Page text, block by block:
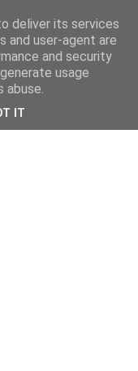
deliver its services
and user-agent are
and security
usage
abuse.
IT